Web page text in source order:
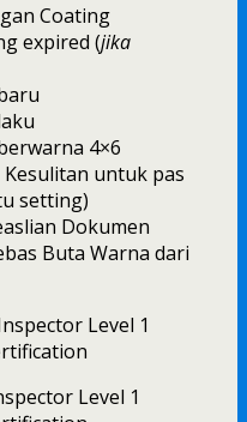
Coating
expired (jika
4×6
Kesulitan untuk pas
setting)
Dokumen
Buta Warna dari
Level 1